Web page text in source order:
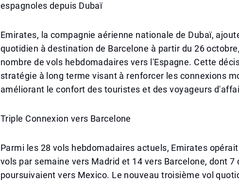
espagnoles depuis Dubaï
Emirates, la compagnie aérienne nationale de Dubaï,
quotidien à destination de Barcelone à partir du 26
nombre de vols hebdomadaires vers l'Espagne. Cette
stratégie à long terme visant à renforcer les connexions
améliorant le confort des touristes et des voyageurs
Triple Connexion vers Barcelone
Parmi les 28 vols hebdomadaires actuels, Emirates
vols par semaine vers Madrid et 14 vers Barcelone, dont 7
poursuivaient vers Mexico. Le nouveau troisième vol